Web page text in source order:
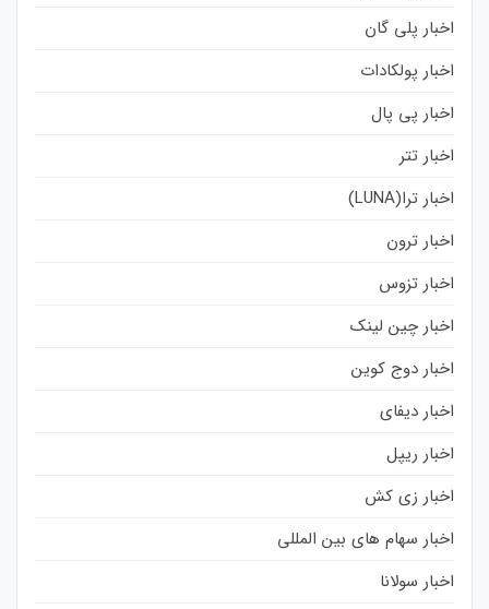
اخبار پلی گان
اخبار پولکادات
اخبار پی پال
اخبار تتر
اخبار ترا(LUNA)
اخبار ترون
اخبار تزوس
اخبار چین لینک
اخبار دوج کوین
اخبار دیفای
اخبار ریپل
اخبار زی کش
اخبار سهام های بین المللی
اخبار سولانا